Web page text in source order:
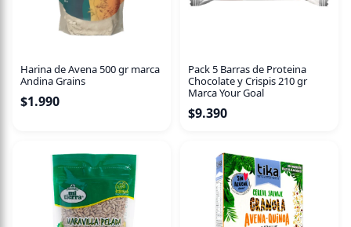
Anímate a probarla y disfruta los beneficios de la fibra de
manzana!
Solo 76 kcal por barrita
Excelente fuente de Fibra
Endulzada con jugo de manzana
Producto Sustentable y Chileno
Ingredientes: Fibra de Manzana (*Upcycled), Maltitol,
Avena Integral, Quinoa Pop, Fibra de Achicoria, Jugo
concentrado de manzana , Agua, Chía, Linaza, Aceite de
Coco, Sabor natural manzana.
Harina de Avena 500 gr marca
Andina Grains
$1.990
Pack 5 Barras de Proteina
Chocolate y Crispis 210 gr
Marca Your Goal
$9.390